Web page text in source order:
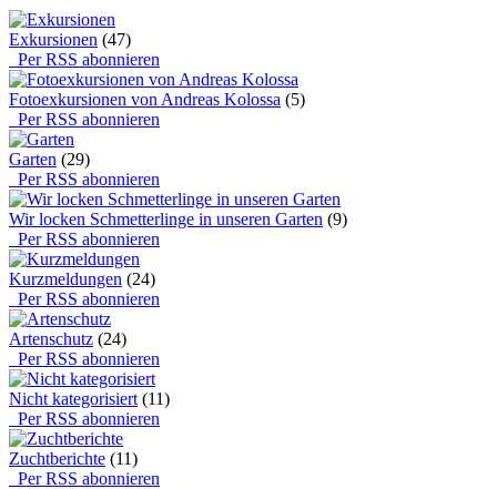
Exkursionen (47)
Per RSS abonnieren
Fotoexkursionen von Andreas Kolossa (5)
Per RSS abonnieren
Garten (29)
Per RSS abonnieren
Wir locken Schmetterlinge in unseren Garten (9)
Per RSS abonnieren
Kurzmeldungen (24)
Per RSS abonnieren
Artenschutz (24)
Per RSS abonnieren
Nicht kategorisiert (11)
Per RSS abonnieren
Zuchtberichte (11)
Per RSS abonnieren